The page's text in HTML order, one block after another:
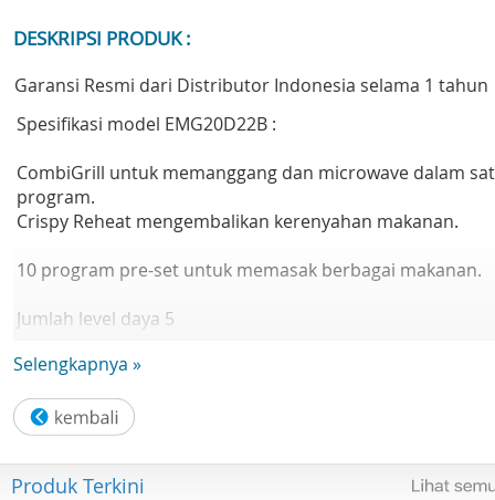
DESKRIPSI PRODUK :
Garansi Resmi dari Distributor Indonesia selama 1 tahun
Spesifikasi model EMG20D22B :
CombiGrill untuk memanggang dan microwave dalam
program.
Crispy Reheat mengembalikan kerenyahan makanan.
10 program pre-set untuk memasak berbagai makanan.
Jumlah level daya 5
Memasak panggangan
Kunci anak
Crispy reheat
Jumlah program 10
Selengkapnya »
Produk Terkini